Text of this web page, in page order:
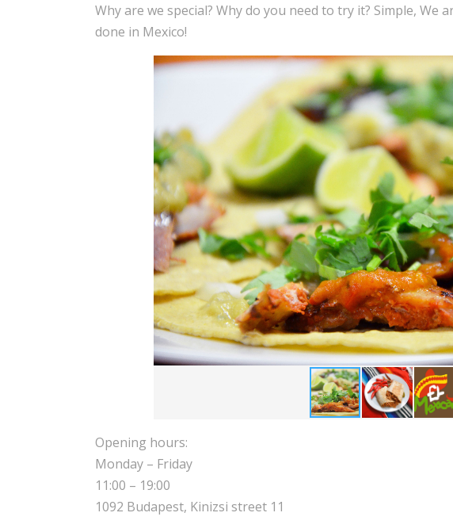
Why are we special? Why do you need to try it? Simple, We
done in Mexico!
Opening hours:
Monday – Friday
11:00 – 19:00
1092 Budapest, Kinizsi street 11